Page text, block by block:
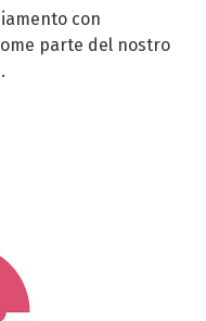
con
parte del nostro